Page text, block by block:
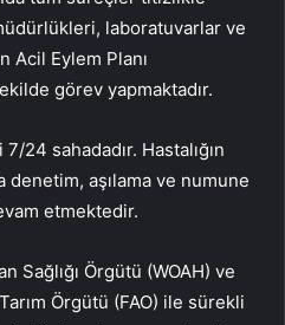
laboratuvarlar ve
Acil Eylem Planı
görev yapmaktadır.
24 sahadadır. Hastalığın
denetim, aşılama ve numune
etmektedir.
Sağlığı Örgütü (WOAH) ve
Örgütü (FAO) ile sürekli